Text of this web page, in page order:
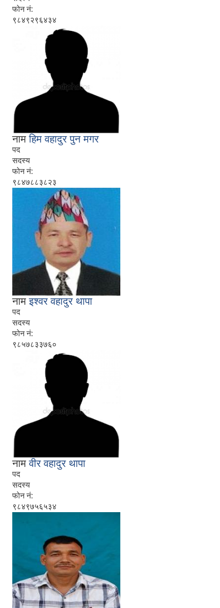
फोन नं:
९८४९२९६४३४
नाम हिम वहादुर पुन मगर
पद
सदस्य
फोन नं:
९८४७८८३८२३
नाम इश्वर वहादुर थापा
पद
सदस्य
फोन नं:
९८५७८३३७६०
नाम वीर वहादुर थापा
पद
सदस्य
फोन नं:
९८४९७५६५३४